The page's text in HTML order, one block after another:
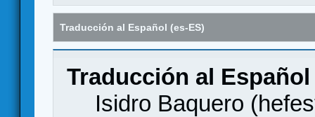
Traducción al Español (es-ES)
Traducción al Español
Isidro Baquero (